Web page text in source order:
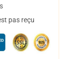
pas reçu